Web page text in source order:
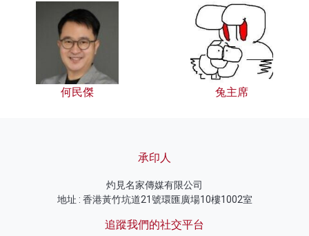
何民傑 兔主席
承印人
灼見名家傳媒有限公司
地址 : 香港黃竹坑道21號環匯廣場10樓1002室
追蹤我們的社交平台